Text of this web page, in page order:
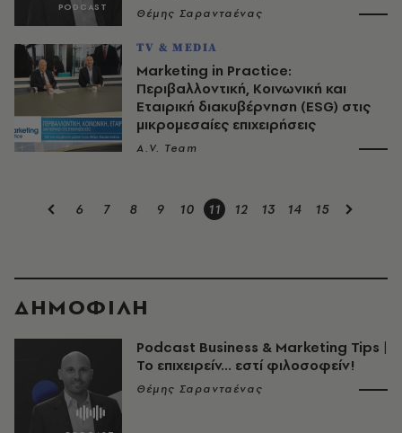
Θέμης Σαρανταένας
TV & MEDIA
Marketing in Practice:
Περιβαλλοντική, Κοινωνική και
Εταιρική διακυβέρνηση (ESG) στις
μικρομεσαίες επιχειρήσεις
A.V. Team
6 7 8 9 10 11 12 13 14 15
ΔΗΜΟΦΙΛΗ
Podcast Business & Marketing Tips |
Το επιχειρείν... εστί φιλοσοφείν!
Θέμης Σαρανταένας